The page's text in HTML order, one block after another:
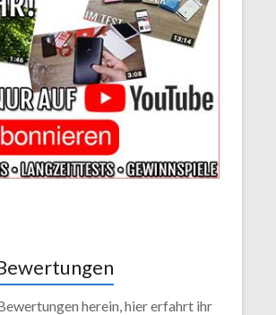
herein, hier erfahrt ihr